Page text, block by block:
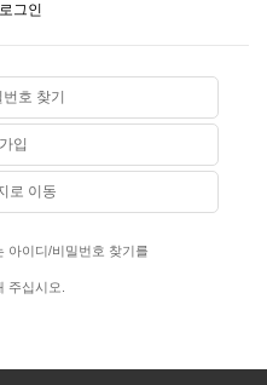
그인
호 찾기
입
로 이동
아이디/비밀번호 찾기를
주십시오.